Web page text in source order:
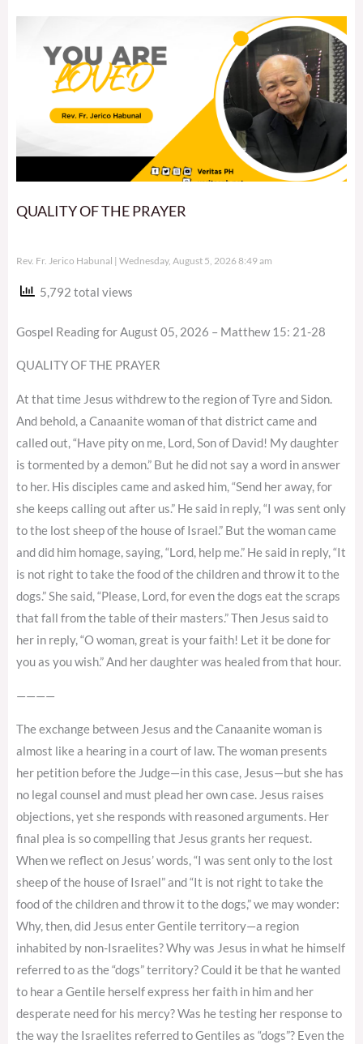
QUALITY OF THE PRAYER
Rev. Fr. Jerico Habunal Wednesday, August 5, 2026 8:49 am
5,792 total views
Gospel Reading for August 05, 2026 – Matthew 15: 21-28
QUALITY OF THE PRAYER
At that time Jesus withdrew to the region of Tyre and Sidon.
And behold, a Canaanite woman of that district came and
called out, “Have pity on me, Lord, Son of David! My daughter
is tormented by a demon.” But he did not say a word in answer
to her. His disciples came and asked him, “Send her away, for
she keeps calling out after us.” He said in reply, “I was sent only
to the lost sheep of the house of Israel.” But the woman came
and did him homage, saying, “Lord, help me.” He said in reply, “It
is not right to take the food of the children and throw it to the
dogs.” She said, “Please, Lord, for even the dogs eat the scraps
that fall from the table of their masters.” Then Jesus said to
her in reply, “O woman, great is your faith! Let it be done for
you as you wish.” And her daughter was healed from that hour.
————
The exchange between Jesus and the Canaanite woman is
almost like a hearing in a court of law. The woman presents
her petition before the Judge—in this case, Jesus—but she has
no legal counsel and must plead her own case. Jesus raises
objections, yet she responds with reasoned arguments. Her
final plea is so compelling that Jesus grants her request.
When we reflect on Jesus’ words, “I was sent only to the lost
sheep of the house of Israel” and “It is not right to take the
food of the children and throw it to the dogs,” we may wonder:
Why, then, did Jesus enter Gentile territory—a region
inhabited by non-Israelites? Why was Jesus in what he himself
referred to as the “dogs” territory? Could it be that he wanted
to hear a Gentile herself express her faith in him and her
desperate need for his mercy? Was he testing her response to
the way the Israelites referred to Gentiles as “dogs”? Even the